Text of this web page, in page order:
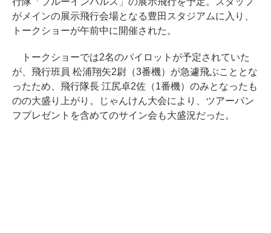
がメインの展示飛行会場となる豊田スタジアムに入り、
トークショーが午前中に開催された。
トークショーでは2名のパイロットが予定されていた
が、飛行班員 松浦翔矢2尉（3番機）が急遽飛ぶこととな
ったため、飛行隊長 江尻卓2佐（1番機）のみとなったも
のの大盛り上がり。じゃんけん大会により、ツアーパン
フプレゼントを含めてのサイン会も大盛況だった。